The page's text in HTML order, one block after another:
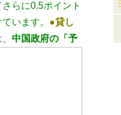
らに0.5ポイント
います。 ●貸し
中国政府の「予